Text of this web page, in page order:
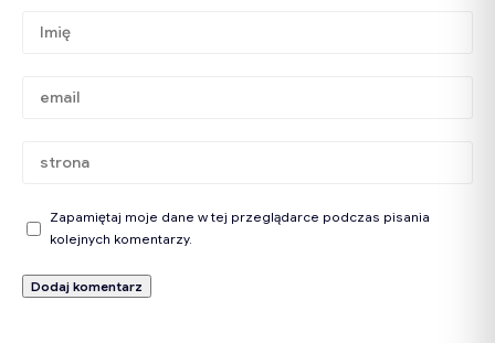
Zapamiętaj moje dane w tej przeglądarce podczas pisania
kolejnych komentarzy.